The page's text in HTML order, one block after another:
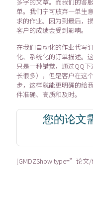
单。我们宁可放弃一单生
求的作业。因为到最后，
客户的成绩会受到影响。
在我们自动化的作业代写
化、系统化的订单描述。
只是一种错觉，通过QQ
长很多），但是客户在这
步，这样就能更明确的给
件准确、高质和及时。
您的论文
[GMDZShow type=”论